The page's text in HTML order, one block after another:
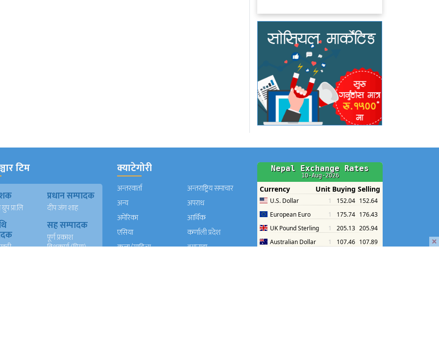
टिम
प्रा.लि
प्रधान सम्पादक
दीप जंग शाह
सह सम्पादक
पूर्ण प्रकाश
विश्वकर्मा (प्रिया)
क्याटेगोरी
अन्तरवार्ता
अन्तराष्ट्रिय समाचार
अन्य
अपराध
अमेरिका
आर्थिक
एसिया
कर्णाली प्रदेश
कला/साहित्य
क्यानाडा
×